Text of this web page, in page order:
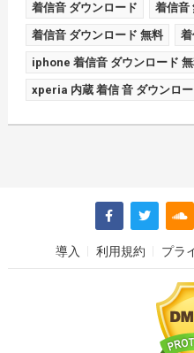
着信音 ダウンロード 着信音
着信音 ダウンロード 無料
iphone 着信音 ダウンロード
xperia 内蔵 着信 音 ダウンロ
導入 利用規約 プラ